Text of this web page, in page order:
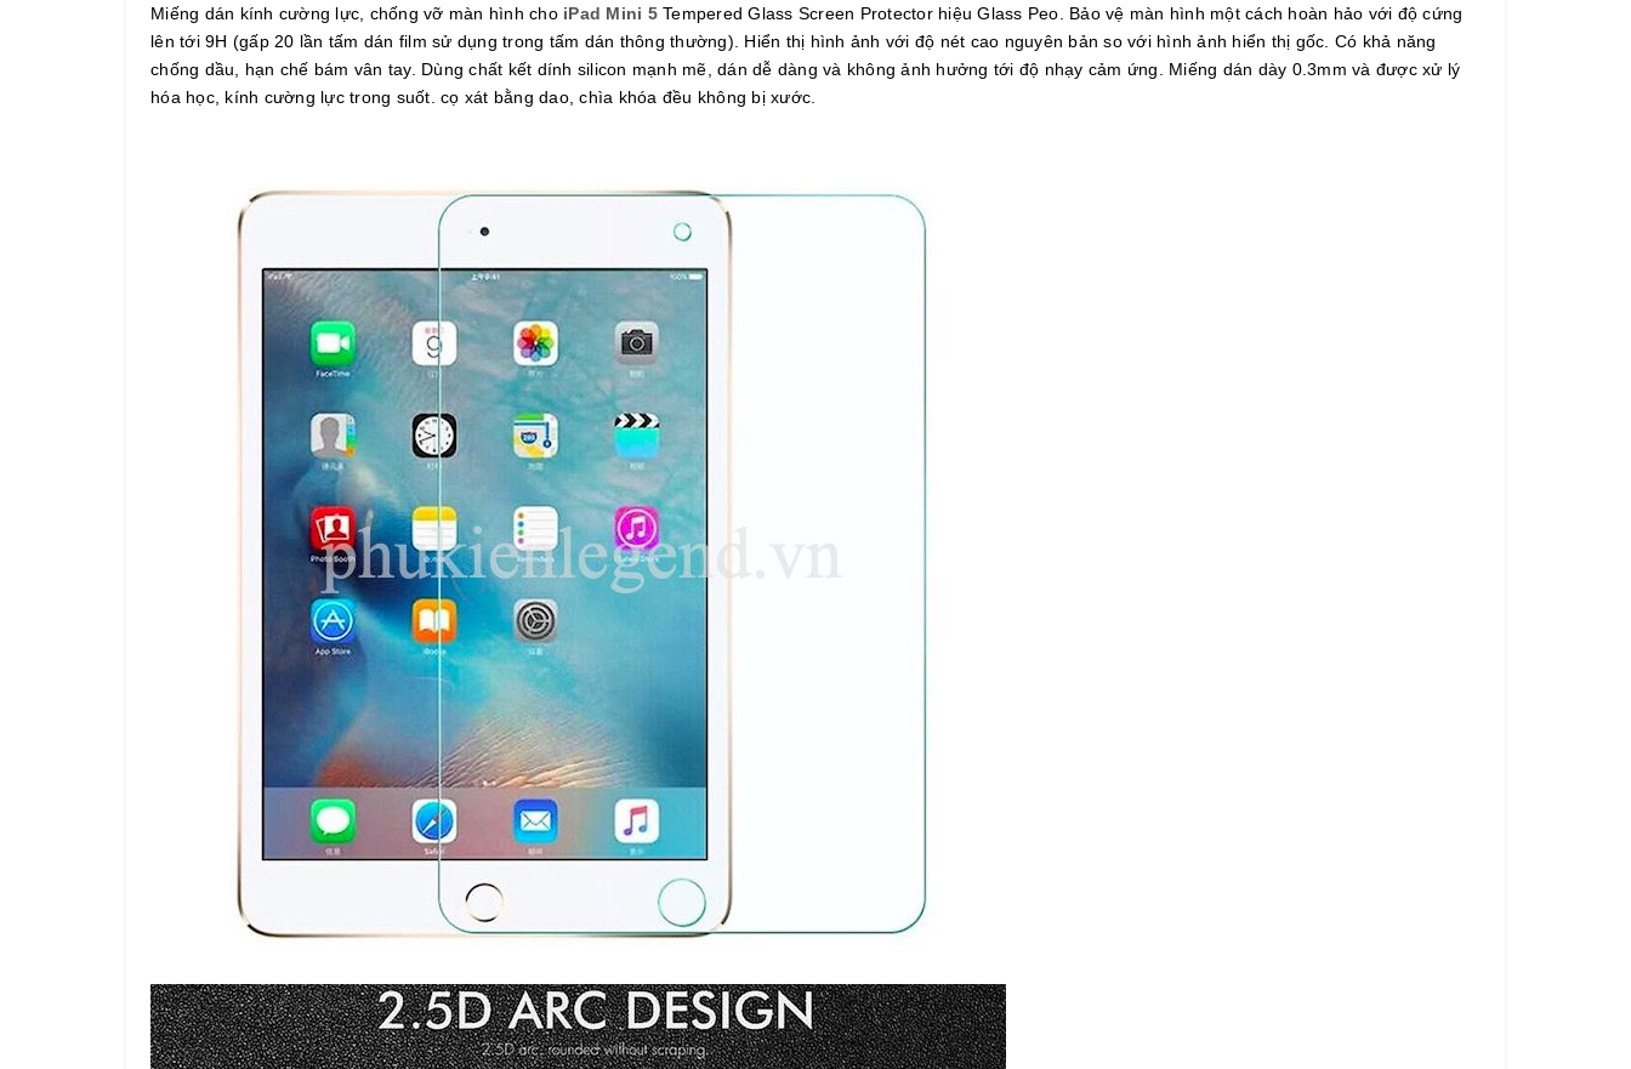
Miếng dán kính cường lực, chống vỡ màn hình cho iPad Mini 5Tempered Glass Screen Protector hiệu Glass Peo. Bảo vệ màn hình một cách hoàn hảo với độ cứng
lên tới 9H (gấp 20 lần tấm dán film sử dụng trong tấm dán thông thường). Hiển thị hình ảnh với độ nét cao nguyên bản so với hình ảnh hiển thị gốc. Có khả năng
chống dầu, hạn chế bám vân tay. Dùng chất kết dính silicon mạnh mẽ, dán dễ dàng và không ảnh hưởng tới độ nhạy cảm ứng. Miếng dán dày 0.3mm và được xử lý
hóa học, kính cường lực trong suốt. cọ xát bằng dao, chìa khóa đều không bị xước.